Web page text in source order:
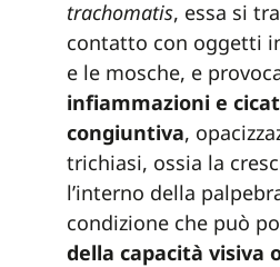
trachomatis, essa si
contatto con oggetti
e le mosche, e
infiammazioni e
congiuntiva,
trichiasi, ossia la
l’interno della
condizione che può
della capacità visiva